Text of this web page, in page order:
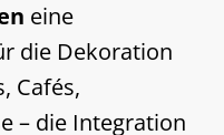
eine
die Dekoration
Cafés,
– die Integration